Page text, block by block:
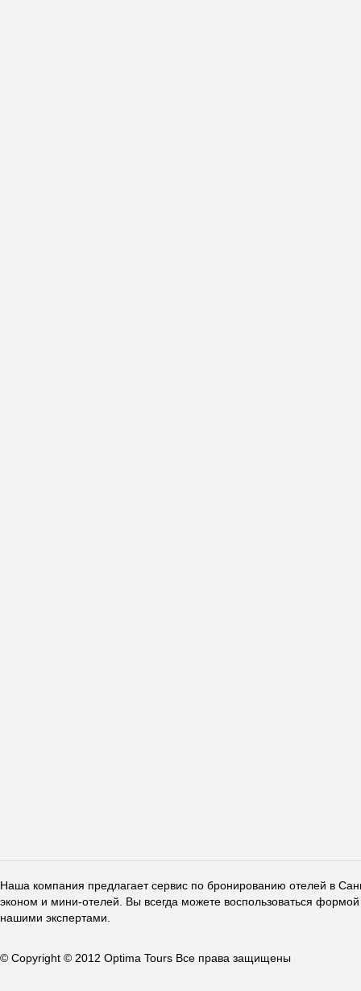
Наша компания предлагает сервис по бронированию отелей в
эконом и мини-отелей. Вы всегда можете воспользоваться
нашими экспертами.
© Copyright © 2012 Optima Tours Все права защищены